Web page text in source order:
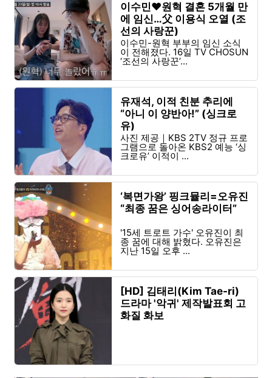
이수민♥원혁 결혼 5개월 만
에 임신…父 이용식 오열 (조
선의 사랑꾼)
이수민-원혁 부부의 임신 소식
이 전해졌다. 16일 TV CHOSUN
‘조선의 사랑꾼’...
유재석, 이적 친분 추리에
“아니 이 양반아!” (싱크로
유)
사진 제공｜KBS 2TV 정규 프로
그램으로 돌아온 KBS2 예능 ‘싱
크로유’ 이적이 ...
‘복면가왕’ 핑크뮬리=오유진
“최종 꿈은 싱어송라이터”
'15세 트로트 가수' 오유진이 최
종 꿈에 대해 밝혔다. 오유진은
지난 15일 오후 ...
[HD] 김태리(Kim Tae-ri)
드라마 '악귀' 제작발표회 고
화질 화보